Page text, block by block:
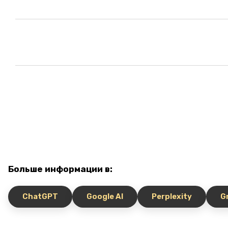
Больше информации в:
ChatGPT Google AI Perplexity